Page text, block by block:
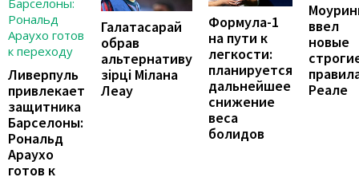
Ливерпуль
привлекает
защитника
Барселоны:
Рональд
Араухо
готов к
Галатасарай
обрав
альтернативу
зірці Мілана
Леау
Формула-1
на пути к
легкости:
планируется
дальнейшее
снижение
веса
болидов
ввел
новые
Реале